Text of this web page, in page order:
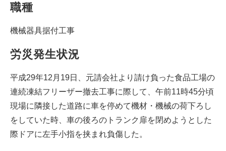
職種
機械器具据付工事
労災発生状況
平成29年12月19日、元請会社より請け負った食品工場の
連続凍結フリーザー撤去工事に際して、午前11時45分頃
現場に隣接した道路に車を停めて機材・機械の荷下ろし
をしていた時、車の後ろのトランク扉を閉めようとした
際ドアに左手小指を挟まれ負傷した。